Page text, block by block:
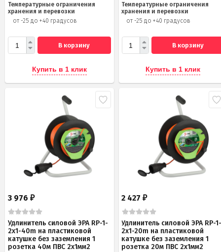
Температурные ограничения
хранения и перевозки
от -25 до +40 градусов
В корзину
Купить в 1 клик
Температурные ограничения
хранения и перевозки
от -25 до +40 градусов
В корзину
Купить в 1 клик
3 976 ₽
Удлинитель силовой ЭРА RP-1-
2x1-40m на пластиковой
катушке без заземления 1
розетка 40м ПВС 2x1мм2
2 427₽
Удлинитель силовой ЭРА RP-
2x1-20m на пластиковой
катушке без заземления 1
розетка 20м ПВС 2х1мм2